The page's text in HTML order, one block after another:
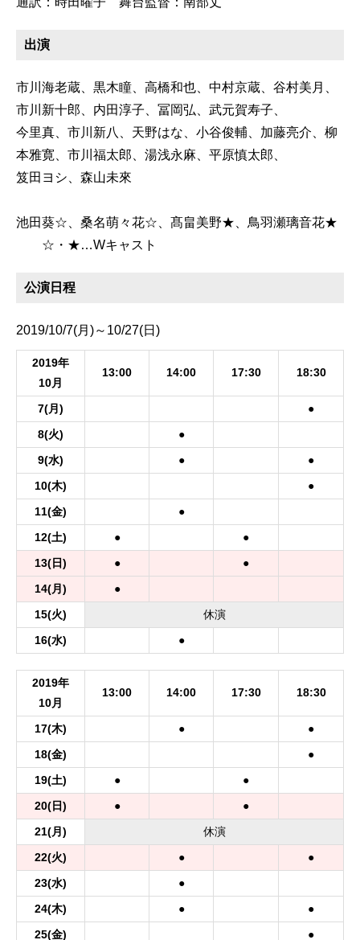
出演
市川海老蔵、黒木瞳、高橋和也、中村京蔵、谷村美月、
市川新十郎、内田淳子、冨岡弘、武元賀寿子、
今里真、市川新八、天野はな、小谷俊輔、加藤亮介、柳
本雅寛、市川福太郎、湯浅永麻、平原慎太郎、
笈田ヨシ、森山未來
池田葵☆、桑名萌々花☆、髙畠美野★、鳥羽瀬璃音花★
☆・★…Wキャスト
公演日程
2019/10/7(月)～10/27(日)
2019年
10月
13:00 14:00 17:30 18:30
7(月)
●
8(火)
●
9(水) ●
●
10(木)
●
11(金)
●
12(土) ●
●
13(日) ●
●
14(月)
●
15(火) 休演
16(水) ●
2019年
10月
13:00 14:00 17:30 18:30
17(木) ●
●
18(金)
●
19(土) ●
●
20(日) ●
●
21(月) 休演
22(火) ●
●
23(水)
●
24(木) ●
●
25(金)
●